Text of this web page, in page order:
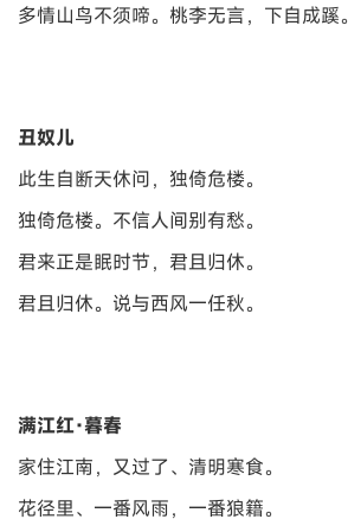
多情山鸟不须啼。桃李无言，下自成蹊。
丑奴儿
此生自断天休问，独倚危楼。
独倚危楼。不信人间别有愁。
君来正是眠时节，君且归休。
君且归休。说与西风一任秋。
满江红·暮春
家住江南，又过了、清明寒食。
花径里、一番风雨，一番狼籍。